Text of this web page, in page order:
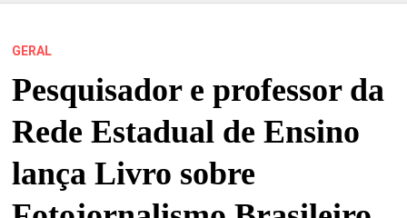
GERAL
Pesquisador e professor da
Rede Estadual de Ensino
lança Livro sobre